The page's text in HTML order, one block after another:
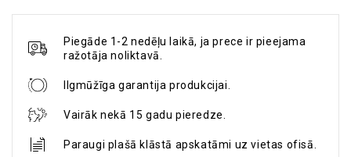
Piegāde 1-2 nedēļu laikā, ja prece ir pieejama
ražotāja noliktavā.
Ilgmūžīga garantija produkcijai.
Vairāk nekā 15 gadu pieredze.
Paraugi plašā klāstā apskatāmi uz vietas ofisā.